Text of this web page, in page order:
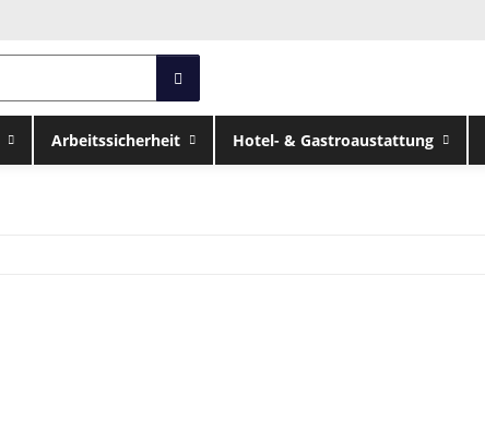
Arbeitssicherheit Hotel- & Gastroaustattung